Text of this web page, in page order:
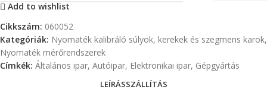
Add to wishlist
Cikkszám: 060052
Kategóriák: Nyomaték kalibráló súlyok, kerekek és szegmens karok,
Nyomaték mérőrendszerek
Címkék: Általános ipar, Autóipar, Elektronikai ipar, Gépgyártás
LEÍRÁSSZÁLLÍTÁS